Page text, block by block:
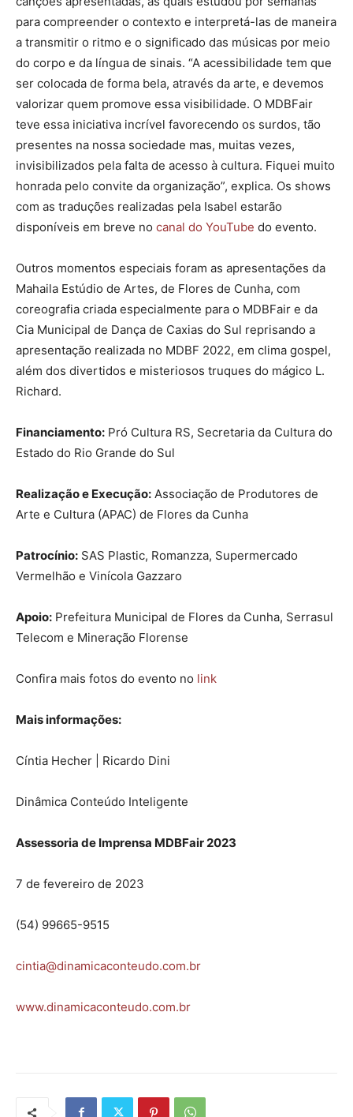
para compreender o contexto e interpretá-las de maneira
a transmitir o ritmo e o significado das músicas por meio
do corpo e da língua de sinais. “A acessibilidade tem que
ser colocada de forma bela, através da arte, e devemos
valorizar quem promove essa visibilidade. O MDBFair
teve essa iniciativa incrível favorecendo os surdos, tão
presentes na nossa sociedade mas, muitas vezes,
invisibilizados pela falta de acesso à cultura. Fiquei muito
honrada pelo convite da organização”, explica. Os shows
com as traduções realizadas pela Isabel estarão
disponíveis em breve no canal do YouTube do evento.
Outros momentos especiais foram as apresentações da
Mahaila Estúdio de Artes, de Flores de Cunha, com
coreografia criada especialmente para o MDBFair e da
Cia Municipal de Dança de Caxias do Sul reprisando a
apresentação realizada no MDBF 2022, em clima gospel,
além dos divertidos e misteriosos truques do mágico L.
Richard.
Financiamento: Pró Cultura RS, Secretaria da Cultura do
Estado do Rio Grande do Sul
Realização e Execução: Associação de Produtores de
Arte e Cultura (APAC) de Flores da Cunha
Patrocínio: SAS Plastic, Romanzza, Supermercado
Vermelhão e Vinícola Gazzaro
Apoio: Prefeitura Municipal de Flores da Cunha, Serrasul
Telecom e Mineração Florense
Confira mais fotos do evento no link
Mais informações:
Cíntia Hecher | Ricardo Dini
Dinâmica Conteúdo Inteligente
Assessoria de Imprensa MDBFair 2023
7 de fevereiro de 2023
(54) 99665-9515
cintia@dinamicaconteudo.com.br
www.dinamicaconteudo.com.br